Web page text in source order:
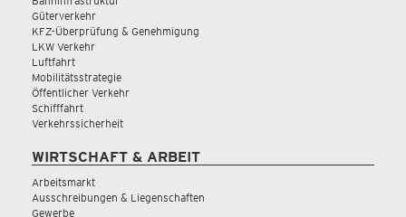
Güterverkehr
KFZ-Überprüfung & Genehmigung
LKW Verkehr
Luftfahrt
Mobilitätsstrategie
Öffentlicher Verkehr
Schifffahrt
Verkehrssicherheit
WIRTSCHAFT & ARBEIT
Arbeitsmarkt
Ausschreibungen & Liegenschaften
Gewerbe